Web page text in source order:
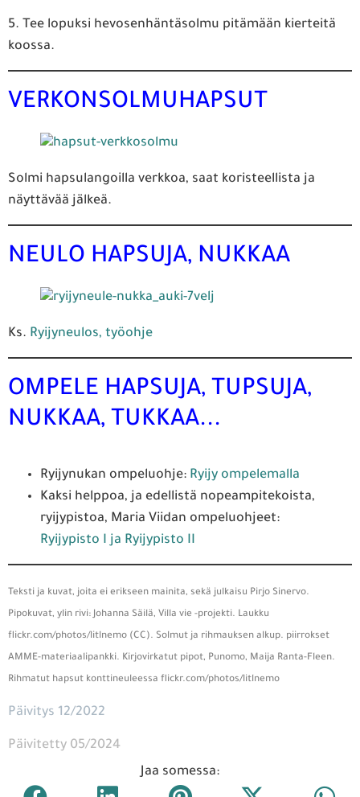
5. Tee lopuksi hevosenhäntäsolmu pitämään kierteitä
koossa.
VERKONSOLMUHAPSUT
Solmi hapsulangoilla verkkoa, saat koristeellista ja
näyttävää jälkeä.
NEULO HAPSUJA, NUKKAA
Ks. Ryijyneulos, työohje
OMPELE HAPSUJA, TUPSUJA,
NUKKAA, TUKKAA...
Ryijynukan ompeluohje: Ryijy ompelemalla
Kaksi helppoa, ja edellistä nopeampitekoista,
ryijypistoa, Maria Viidan ompeluohjeet:
Ryijypisto I ja Ryijypisto II
Teksti ja kuvat, joita ei erikseen mainita, sekä julkaisu Pirjo Sinervo.
Pipokuvat, ylin rivi: Johanna Säilä, Villa vie -projekti. Laukku
flickr.com/photos/litlnemo (CC). Solmut ja rihmauksen alkup. piirrokset
AMME-materiaalipankki. Kirjovirkatut pipot, Punomo, Maija Ranta-Fleen.
Rihmatut hapsut konttineuleessa flickr.com/photos/litlnemo
Päivitys 12/2022
Päivitetty 05/2024
Jaa somessa: